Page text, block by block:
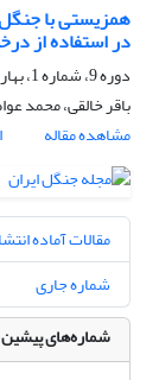
همزیستی با
در استفاده از
دوره 9، شماره 1، بهار 1396، صفحه
باقر خالقی، محمد
مشاهده مقاله
مقالات آماده
شماره جاری
شماره‌های